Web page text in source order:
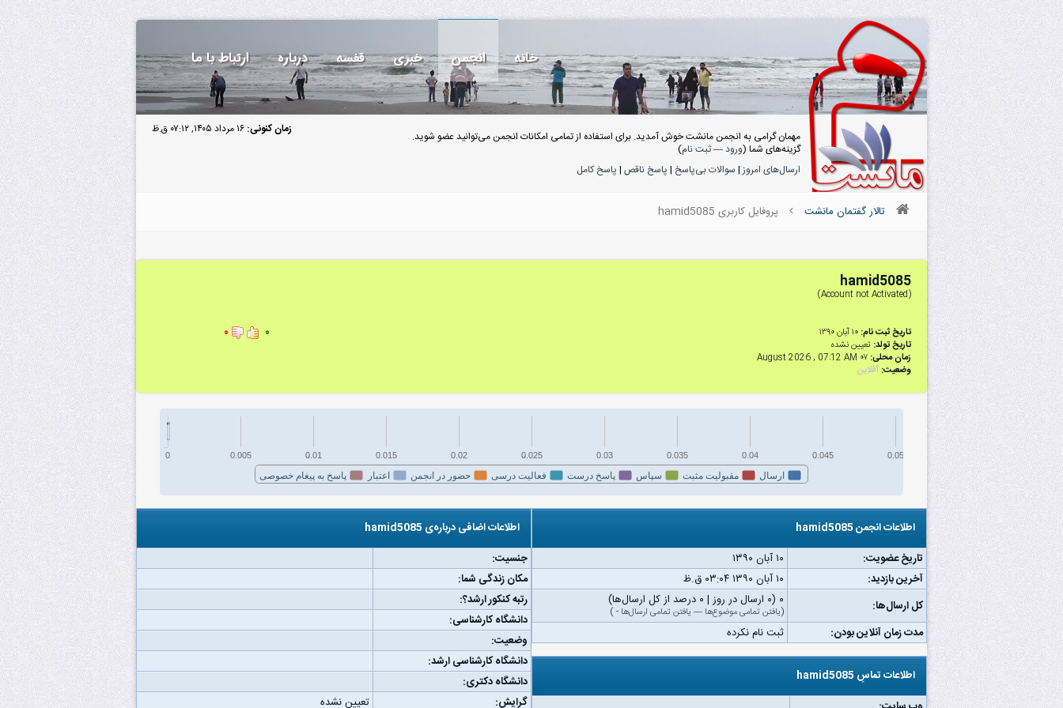
خانه انجمن خبری قفسه درباره ارتباط با ما
زمان کنونی: ۱۶ مرداد ۱۴۰۵, ۰۷:۱۲ ق.ظ
مهمان گرامی به انجمن مانشت خوش آمدید. برای استفاده از تمامی امکانات انجمن می‌توانید عضو شوید.
گزینه‌های شما (ورود—ثبت نام)
ارسال‌های امروز| سوالات بی‌پاسخ | پاسخ ناقص | پاسخ کامل
تالار گفتمان مانشت پروفایل کاربری hamid5085
hamid5085
(Account not Activated)
تاریخ ثبت نام: ۱۰ آبان ۱۳۹۰
تاریخ تولد: تعیین نشده
زمان محلی: ۰۷ August 2026 , 07:12 AM
وضعیت: آفلاین
۰ ۰
ارسال مقبولیت مثبت سپاس پاسخ درست فعالیت درسی حضور در انجمن اعتبار پاسخ به پیغام خصوصی
0 0.005 0.01 0.015 0.02 0.025 0.03 0.035 0.04 0.045 0.05
اطلاعات انجمن hamid5085
تاریخ عضویت:
۱۰ آبان ۱۳۹۰
آخرین بازدید:
۱۰ آبان ۱۳۹۰ ۰۳:۰۴ ق.ظ
کل ارسال‌ها:
۰ (۰ ارسال در روز | ۰ درصد از کل ارسال‌ها)
(یافتن تمامی موضوع‌ها — یافتن تمامی ارسال‌ها -
)
مدت زمان آنلاین بودن: ثبت نام نکرده
اطلاعات تماسِ hamid5085
اطلاعات اضافی درباره‌ی hamid5085
جنسیت:
مکان زندگی شما:
رتبه کنکور ارشد؟:
دانشگاه کارشناسی:
وضعیت:
دانشگاه کارشناسی ارشد:
دانشگاه دکتری:
گرایش:
تعیین نشده